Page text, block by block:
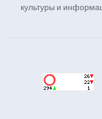
культуры и